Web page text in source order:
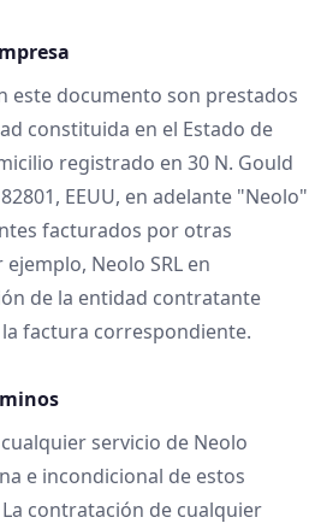
este documento son prestados
constituida en el Estado de
registrado en 30 N. Gould
EEUU, en adelante "Neolo"
facturados por otras
Neolo SRL en
de la entidad contratante
factura correspondiente.
servicio de Neolo
e incondicional de estos
contratación de cualquier